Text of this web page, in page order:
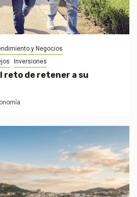
y Negocios
Inversiones
de retener a su